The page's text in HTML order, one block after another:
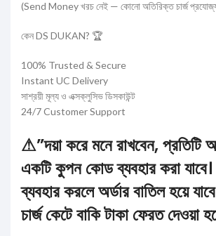
(Send Money খরচ নেই — কোনো অতিরিক্ত চার্জ
কেন DS DUKAN? 🏆
100% Trusted & Secure
Instant UC Delivery
সাশ্রয়ী মূল্য ও এক্সক্লুসিভ ডিসকাউন্ট
24/7 Customer Support
⚠”দয়া করে মনে রাখবেন, প্রতিটি
একটি কুপন কোড ব্যবহার করা
ব্যবহার করলে অর্ডার বাতিল হয়ে
চার্জ কেটে বাকি টাকা ফেরত দেওয়া